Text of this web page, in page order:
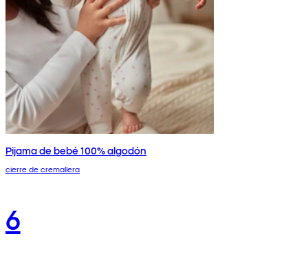
Pijama de bebé 100% algodón
cierre de cremallera
6